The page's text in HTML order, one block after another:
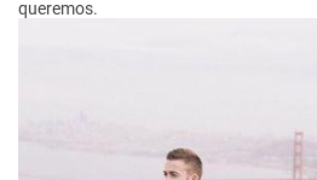
queremos.